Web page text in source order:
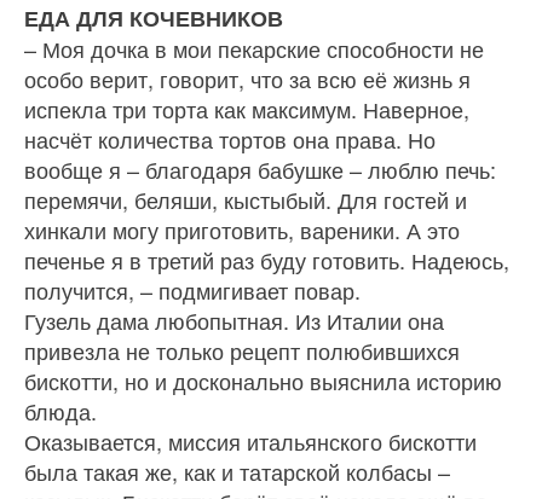
ЕДА ДЛЯ КОЧЕВНИКОВ
– Моя дочка в мои пекарские способности не
особо верит, говорит, что за всю её жизнь я
испекла три тор­та как максимум. Наверное,
насчёт количества тортов она права. Но
вообще я – благодаря бабушке – лю­блю печь:
перемячи, беляши, кыстыбый. Для гостей и
хинкали могу приготовить, вареники. А это
печенье я в третий раз буду готовить. Надеюсь,
получится, – подмигивает повар.
Гузель дама любопытная. Из Италии она
привезла не только рецепт полюбившихся
бискотти, но и до­сконально выяснила историю
блюда.
Оказывается, миссия итальянского бискотти
была такая же, как и татарской колбасы –